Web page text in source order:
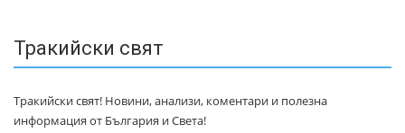
Тракийски свят
Тракийски свят! Новини, анализи, коментари и полезна
информация от България и Света!